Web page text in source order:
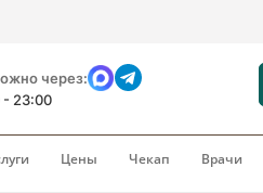
через:
23:00
Цены Чекап Врачи